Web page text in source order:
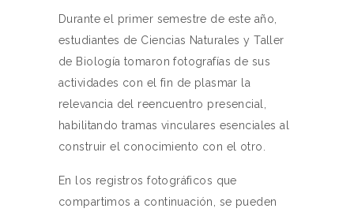
Durante el primer semestre de este año,
estudiantes de Ciencias Naturales y Taller
de Biología tomaron fotografías de sus
actividades con el fin de plasmar la
relevancia del reencuentro presencial,
habilitando tramas vinculares esenciales al
construir el conocimiento con el otro.
En los registros fotográficos que
compartimos a continuación, se pueden